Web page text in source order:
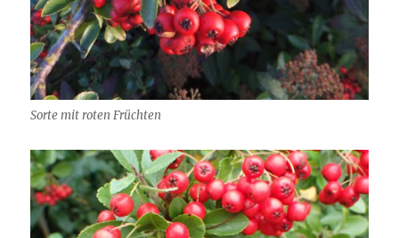
Sorte mit roten Früchten